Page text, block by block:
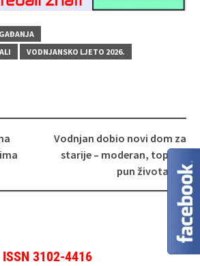
VODNJANSKO LJETO 2026.
Vodnjan dobio novi dom za
starije – moderan, topao i
pun života
ISSN 3102-4416